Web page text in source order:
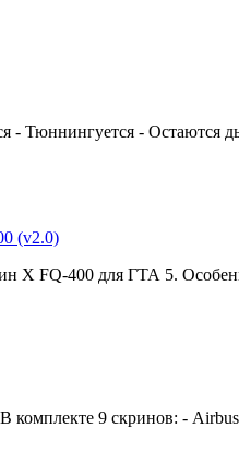
- Тюннингуется - Остаются
(v2.0)
FQ-400 для ГТА 5.
комплекте 9 скринов: -